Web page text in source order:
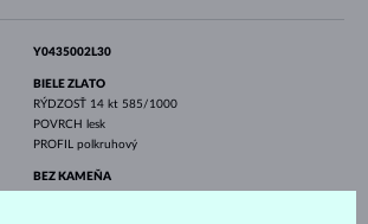
Y0435002L30
BIELE ZLATO
RÝDZOSŤ 14 kt 585/1000
POVRCH
lesk
PROFIL polkruhový
BEZ KAMEŇA